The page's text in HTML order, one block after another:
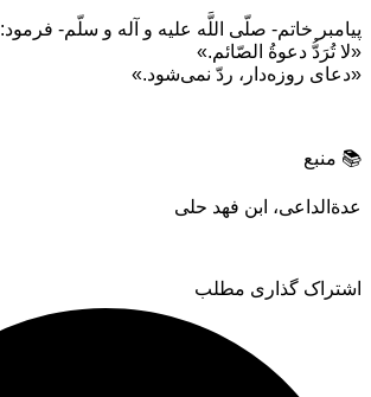
پيامبر خاتم- صلّى اللَّه عليه و آله و سلّم- فرمود:
«لا تُرَدُّ دعوةُ الصّائم.»
«دعاى روزه‌‏دار، ردّ نمى‌‏شود.»
📚 منبع
عدةالداعی، ابن فهد حلی
اشتراک گذاری مطلب